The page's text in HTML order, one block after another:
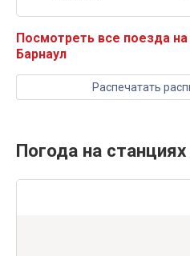
Посмотреть все поезда
Барнаул
Распечатать
Погода на